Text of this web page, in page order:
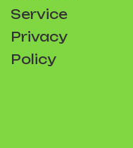
Service
Privacy
Policy